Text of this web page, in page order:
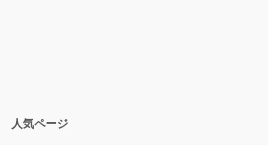
人気ページ